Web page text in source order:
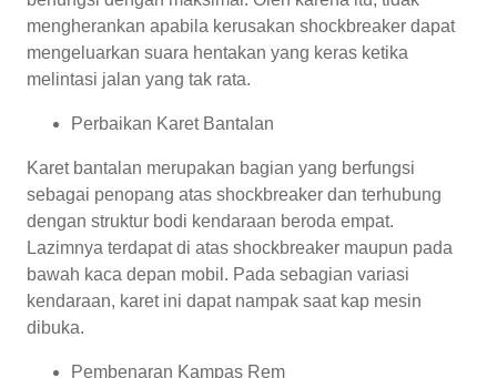
mengherankan apabila kerusakan shockbreaker dapat
mengeluarkan suara hentakan yang keras ketika
melintasi jalan yang tak rata.
Perbaikan Karet Bantalan
Karet bantalan merupakan bagian yang berfungsi
sebagai penopang atas shockbreaker dan terhubung
dengan struktur bodi kendaraan beroda empat.
Lazimnya terdapat di atas shockbreaker maupun pada
bawah kaca depan mobil. Pada sebagian variasi
kendaraan, karet ini dapat nampak saat kap mesin
dibuka.
Pembenaran Kampas Rem